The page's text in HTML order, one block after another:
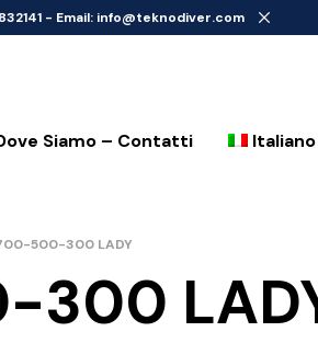
- Email: info@teknodiver.com
Siamo – Contatti Italiano
500-300 LADY
300